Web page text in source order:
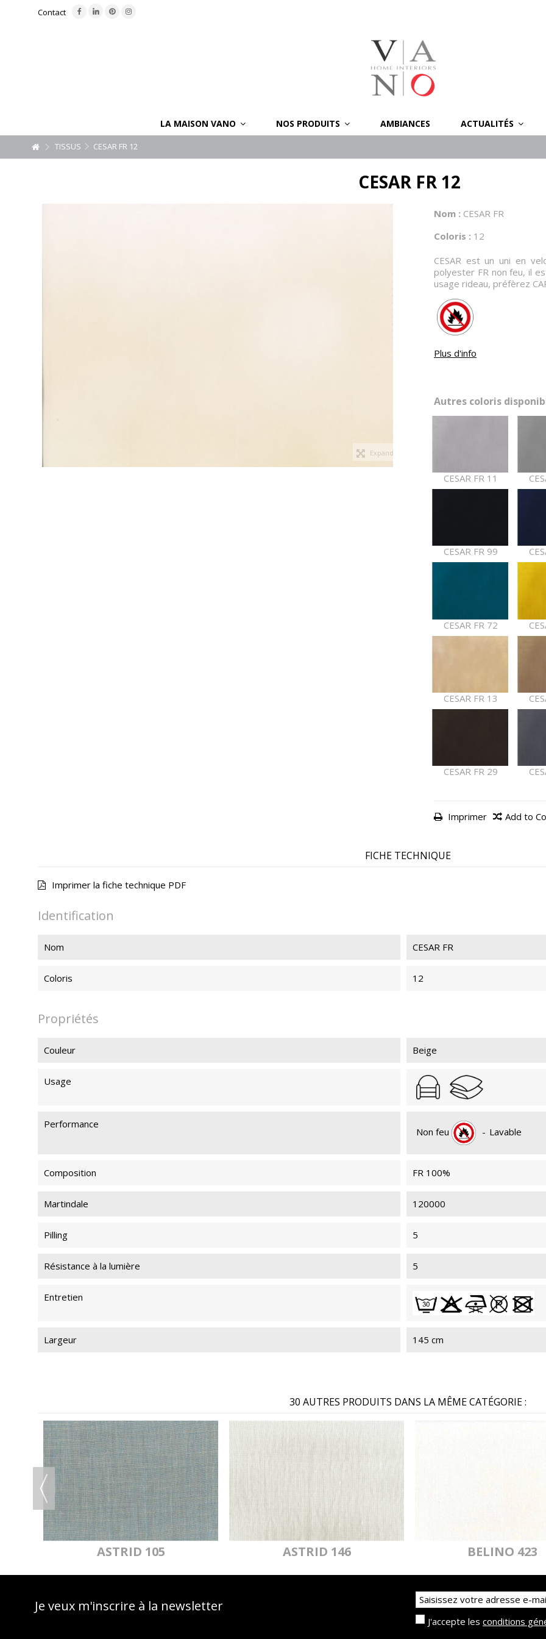
Contact
LA MAISON VANO NOS PRODUITS AMBIANCES ACTUALITÉS
TISSUS CESAR FR 12
CESAR FR 12
Expand
Nom : CESAR FR
Coloris : 12
CESAR est un uni en
polyester FR non feu, il
usage rideau, préfèrez
Plus d'info
Autres coloris
CESAR FR 11
CESAR FR 99
CESAR FR 72
CESAR FR 13
CESAR FR 29
Imprimer Add to
FICHE TECHNIQUE
Imprimer la fiche technique PDF
Identification
Nom CESAR FR
Coloris 12
Propriétés
Couleur Beige
Usage
Performance
Non feu - Lavable
Composition FR 100%
Martindale 120000
Pilling 5
Résistance à la lumière 5
Entretien
Largeur 145 cm
30 AUTRES PRODUITS DANS LA MÊME CATÉGORIE :
ASTRID 105 ASTRID 146 BELINO 423
Je veux m'inscrire à la newsletter
J'accepte les conditions